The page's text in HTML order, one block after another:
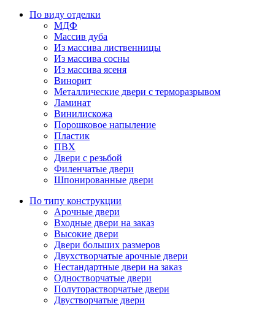
По виду отделки
МДФ
Массив дуба
Из массива лиственницы
Из массива сосны
Из массива ясеня
Винорит
Металлические двери с терморазрывом
Ламинат
Винилискожа
Порошковое напыление
Пластик
ПВХ
Двери с резьбой
Филенчатые двери
Шпонированные двери
По типу конструкции
Арочные двери
Входные двери на заказ
Высокие двери
Двери больших размеров
Двухстворчатые арочные двери
Нестандартные двери на заказ
Одностворчатые двери
Полуторастворчатые двери
Двустворчатые двери